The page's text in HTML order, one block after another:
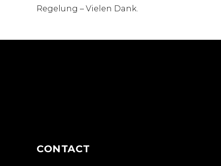
Regelung – Vielen Dank.
CONTACT